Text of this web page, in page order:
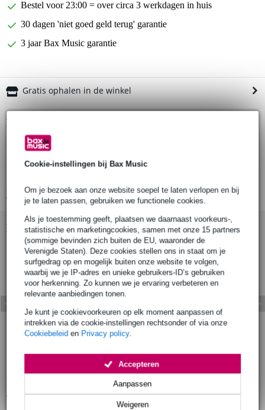
Cookie-instellingen bij Bax Music
Om je bezoek aan onze website soepel te laten verlopen en bij
je te laten passen, gebruiken we functionele cookies.
Als je toestemming geeft, plaatsen we daarnaast voorkeurs-,
statistische en marketingcookies, samen met onze 15 partners
(sommige bevinden zich buiten de EU, waaronder de
Verenigde Staten). Deze cookies stellen ons in staat om je
surfgedrag op en mogelijk buiten onze website te volgen,
waarbij we je IP-adres en unieke gebruikers-ID’s gebruiken
voor herkenning. Zo kunnen we je ervaring verbeteren en
relevante aanbiedingen tonen.
Je kunt je cookievoorkeuren op elk moment aanpassen of
intrekken via de cookie-instellingen rechtsonder of via onze
Cookiebeleid en Privacy policy.
Weigeren
Aanpassen
Accepteren
Bestel voor 23:00 = over circa 3 werkdagen in huis
30 dagen 'niet goed geld terug' garantie
3 jaar Bax Music garantie
Gratis ophalen in de winkel
Productinformatie
mobiele beugel voor DAP Xi-3
voor bevestiging op 35 mm speakerpaal of statief
Bekijk alle productspecificaties
Bekijk ook eens (1)
Accessoires (7)